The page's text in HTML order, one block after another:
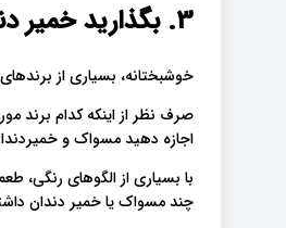
3. بگذارید خمیر دندان و مسواک خود را انتخاب کنند
خوشبختانه، بسیاری از
صرف نظر از اینکه کدام برند
اجازه دهید مسواک و
با بسیاری از الگوهای رنگی،
چند مسواک یا خمیر دندان